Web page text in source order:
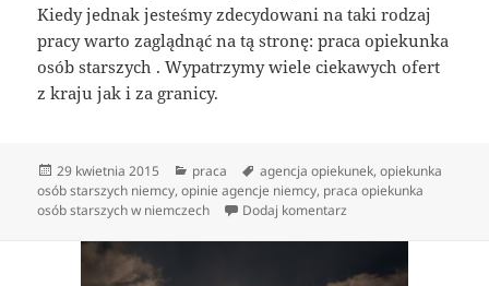
Kiedy jednak jesteśmy zdecydowani na taki rodzaj
pracy warto zaglądnąć na tą stronę: praca opiekunka
osób starszych . Wypatrzymy wiele ciekawych ofert
z kraju jak i za granicy.
Data
publikacji
29 kwietnia 2015 Kategorie
praca Tagi
agencja opiekunek,opiekunka
osób starszych niemcy,opinie agencje niemcy, praca opiekunka
osób starszych w niemczech
Dodaj komentarz